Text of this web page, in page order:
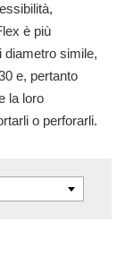
è più
diametro simile,
e, pertanto
la loro
o perforarli.